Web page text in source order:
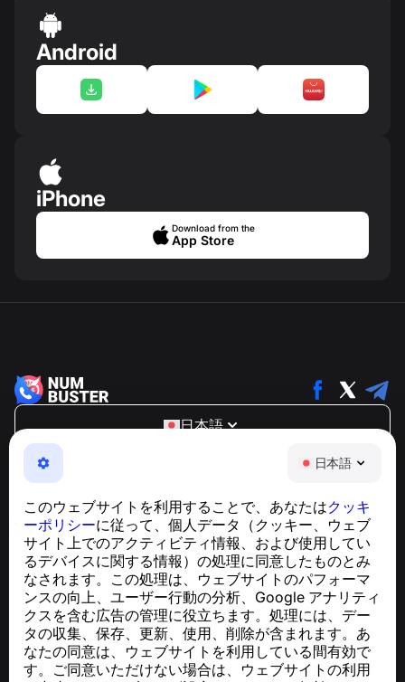
日本語
このウェブサイトを利用することで、あなたはクッキ
ーポリシーに従って、個人データ（クッキー、ウェブ
サイト上でのアクティビティ情報、および使用してい
るデバイスに関する情報）の処理に同意したものとみ
なされます。この処理は、ウェブサイトのパフォーマ
ンスの向上、ユーザー行動の分析、Google アナリティ
クスを含む広告の管理に役立ちます。処理には、デー
タの収集、保存、更新、使用、削除が含まれます。あ
なたの同意は、ウェブサイトを利用している間有効で
す。ご同意いただけない場合は、ウェブサイトの利用
Android
iPhone
Download from the
App Store
日本語
NumBuster © 2013—2026 ·
support@numbuster.com
電話詐欺、スパム、不審なメッセージからあなたを守る、
GDPR準拠に関するお問い合わせ：
support@numbuster.com
ヘルプセンター
ニュースと記事
プロジェクトについて
連絡先